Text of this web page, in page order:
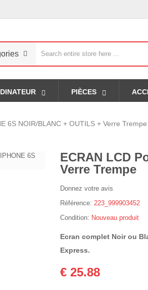
PIÈCES
6S NOIR/BLANC + OUTILS + Verre Trempe
ECRAN LCD
Verre Trempe
Donnez votre avis
Référence: 223_999903452
Condition: Nouveau produit
Ecran complet Noir ou
Express.
€ 25.88